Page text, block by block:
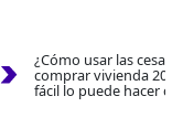
¿Cómo usar las
comprar vivienda
fácil lo puede hacer